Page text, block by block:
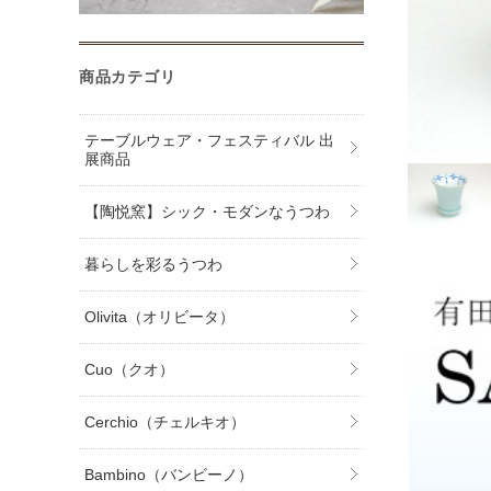
商品カテゴリ
テーブルウェア・フェスティバル 出
展商品
【陶悦窯】シック・モダンなうつわ
暮らしを彩るうつわ
Olivita（オリビータ）
Cuo（クオ）
Cerchio（チェルキオ）
Bambino（バンビーノ）